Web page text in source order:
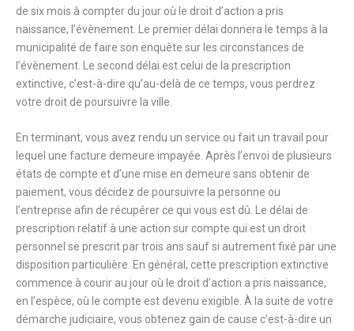
de six mois à compter du jour où le droit d’action a pris
naissance, l’évènement. Le premier délai donnera le temps à la
municipalité de faire son enquête sur les circonstances de
l’évènement. Le second délai est celui de la prescription
extinctive, c’est-à-dire qu’au-delà de ce temps, vous perdrez
votre droit de poursuivre la ville.
En terminant, vous avez rendu un service ou fait un travail pour
lequel une facture demeure impayée. Après l’envoi de plusieurs
états de compte et d’une mise en demeure sans obtenir de
paiement, vous décidez de poursuivre la personne ou
l’entreprise afin de récupérer ce qui vous est dû. Le délai de
prescription relatif à une action sur compte qui est un droit
personnel se prescrit par trois ans sauf si autrement fixé par une
disposition particulière. En général, cette prescription extinctive
commence à courir au jour où le droit d’action a pris naissance,
en l’espèce, où le compte est devenu exigible. À la suite de votre
démarche judiciaire, vous obtenez gain de cause c’est-à-dire un